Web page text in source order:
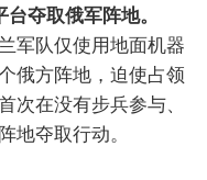
夺取俄军阵地。
军队仅使用地面机器
俄方阵地，迫使占领
次在没有步兵参与、
地夺取行动。